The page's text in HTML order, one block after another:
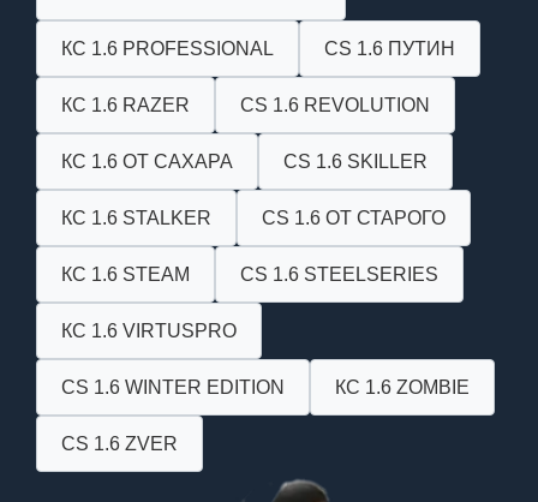
КС 1.6 PROFESSIONAL CS 1.6 ПУТИН
КС 1.6 RAZER CS 1.6 REVOLUTION
КС 1.6 ОТ САХАРА CS 1.6 SKILLER
КС 1.6 STALKER CS 1.6 ОТ СТАРОГО
КС 1.6 STEAM CS 1.6 STEELSERIES
КС 1.6 VIRTUSPRO
CS 1.6 WINTER EDITION КС 1.6 ZOMBIE
CS 1.6 ZVER